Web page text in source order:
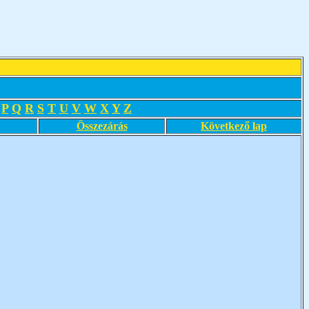
P Q R S T U V W X Y Z
Összezárás Következő lap